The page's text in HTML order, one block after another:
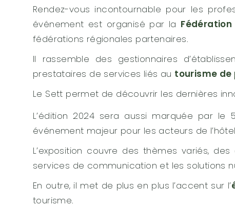
Rendez-vous incontournable pour les
événement est organisé par la
fédérations régionales partenaires.
Il rassemble des gestionnaires
prestataires de services liés au tourisme de
Le Sett permet de découvrir les dernières
L’édition 2024 sera aussi marquée par le
événement majeur pour les acteurs de
L’exposition couvre des thèmes variés,
services de communication et les solutions
En outre, il met de plus en plus l’accent sur l’
tourisme.